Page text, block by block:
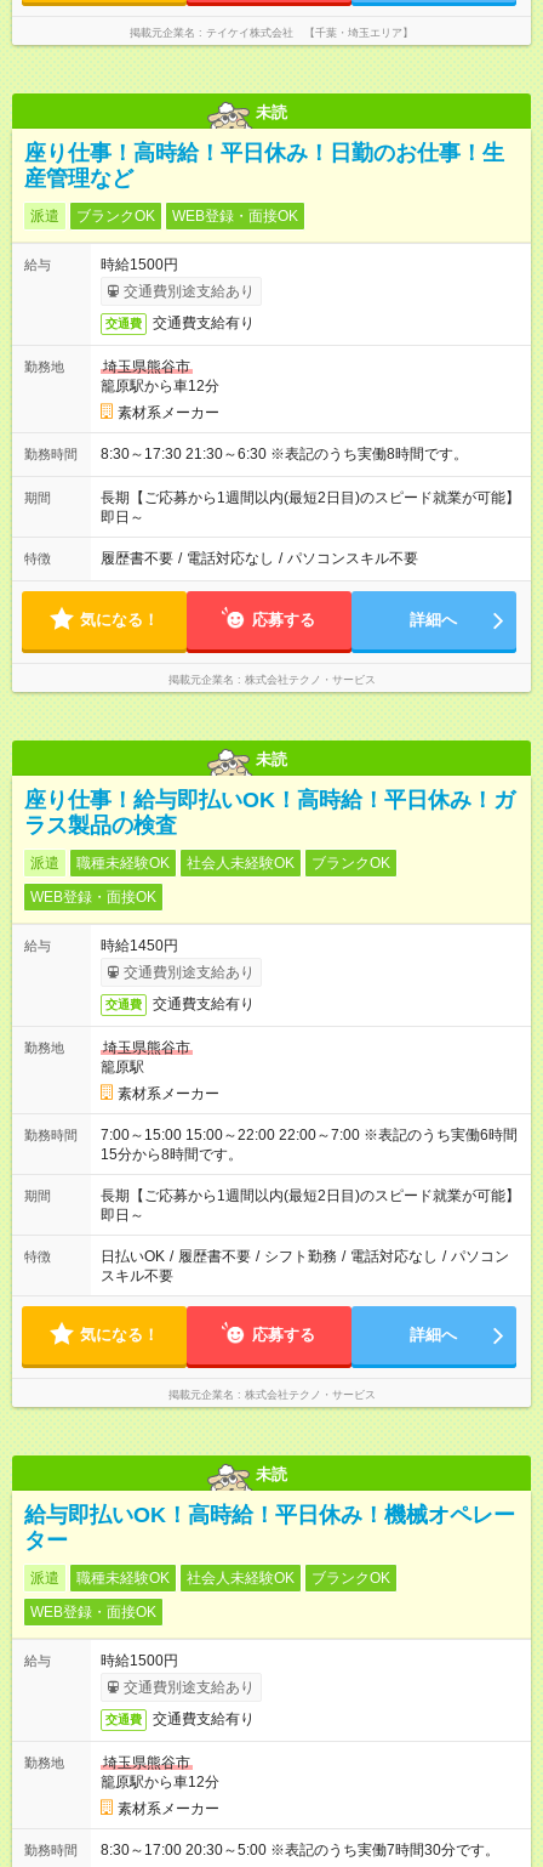
掲載元企業名 テイケイ株式会社 【千葉・埼玉エリア】
未読
座り仕事！高時給！平日休み！日勤のお仕事！生
産管理など
派遣 ブランクOK WEB登録・面接OK
給与
時給1500円
交通費別途支給あり
交通費 交通費支給有り
勤務地
埼玉県熊谷市
籠原駅から車12分
素材系メーカー
勤務時間 8:30～17:30 21:30～6:30 ※表記のうち実働8時間です。
期間
長期【ご応募から1週間以内(最短2日目)のスピード就業が可能】
即日～
特徴 履歴書不要 / 電話対応なし / パソコンスキル不要
気になる！ 応募する 詳細へ
掲載元企業名 株式会社テクノ・サービス
未読
座り仕事！給与即払いOK！高時給！平日休み！ガ
ラス製品の検査
派遣 職種未経験OK 社会人未経験OK
ブランクOK
WEB登録・面接OK
給与
時給1450円
交通費別途支給あり
交通費 交通費支給有り
勤務地
埼玉県熊谷市
籠原駅
素材系メーカー
勤務時間
7:00～15:00 15:00～22:00 22:00～7:00 ※表記のうち実働6時間
15分から8時間です。
期間
長期【ご応募から1週間以内(最短2日目)のスピード就業が可能】
即日～
特徴 日払いOK / 履歴書不要 / シフト勤務 / 電話対応なし / パソコン
スキル不要
気になる！ 応募する 詳細へ
掲載元企業名 株式会社テクノ・サービス
未読
給与即払いOK！高時給！平日休み！機械オペレー
ター
派遣 職種未経験OK 社会人未経験OK
ブランクOK
WEB登録・面接OK
給与
時給1500円
交通費別途支給あり
交通費 交通費支給有り
勤務地
埼玉県熊谷市
籠原駅から車12分
素材系メーカー
勤務時間 8:30～17:00 20:30～5:00 ※表記のうち実働7時間30分です。